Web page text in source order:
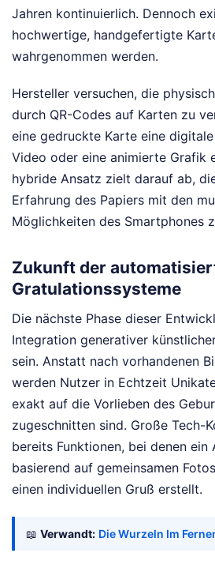
Jahren kontinuierlich. Dennoch
hochwertige, handgefertigte
wahrgenommen werden.
Hersteller versuchen, die
durch QR-Codes auf Karten zu
eine gedruckte Karte eine
Video oder eine animierte Grafik
hybride Ansatz zielt darauf ab,
Erfahrung des Papiers mit den
Möglichkeiten des Smartphones
Zukunft der
Gratulationssysteme
Die nächste Phase dieser
Integration generativer
sein. Anstatt nach vorhandenen
werden Nutzer in Echtzeit
exakt auf die Vorlieben des
zugeschnitten sind. Große Tech-
bereits Funktionen, bei denen ein
basierend auf gemeinsamen
einen individuellen Gruß erstellt.
📖 Verwandt: Die Wurzeln Im